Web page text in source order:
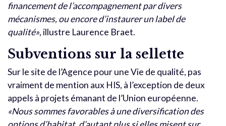
financement de l’accompagnement par divers
mécanismes, ou encore d’instaurer un label de
qualité», illustre Laurence Braet.
Subventions sur la sellette
Sur le site de l’Agence pour une Vie de qualité, pas
vraiment de mention aux HIS, à l’exception de deux
appels à projets émanant de l’Union européenne.
«Noussommes favorables à une diversification des